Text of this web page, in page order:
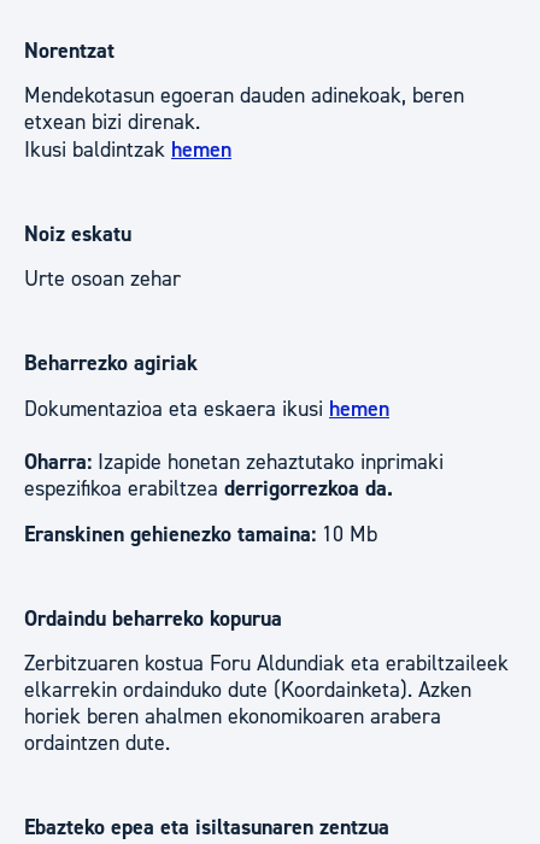
Norentzat
Mendekotasun egoeran dauden adinekoak, beren
etxean bizi direnak.
Ikusi baldintzak hemen
Noiz eskatu
Urte osoan zehar
Beharrezko agiriak
Dokumentazioa eta eskaera ikusi hemen
Oharra: Izapide honetan zehaztutako inprimaki
espezifikoa erabiltzea derrigorrezkoa da.
Eranskinen gehienezko tamaina: 10 Mb
Ordaindu beharreko kopurua
Zerbitzuaren kostua Foru Aldundiak eta erabiltzaileek
elkarrekin ordainduko dute (Koordainketa). Azken
horiek beren ahalmen ekonomikoaren arabera
ordaintzen dute.
Ebazteko epea eta isiltasunaren zentzua